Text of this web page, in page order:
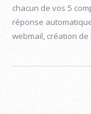
chacun de vos 5
réponse
webmail, création de